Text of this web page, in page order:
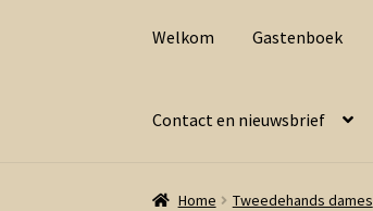
door
naar
Welkom Gastenboek
Contact en nieuwsbrief
Home Tweedehands dames